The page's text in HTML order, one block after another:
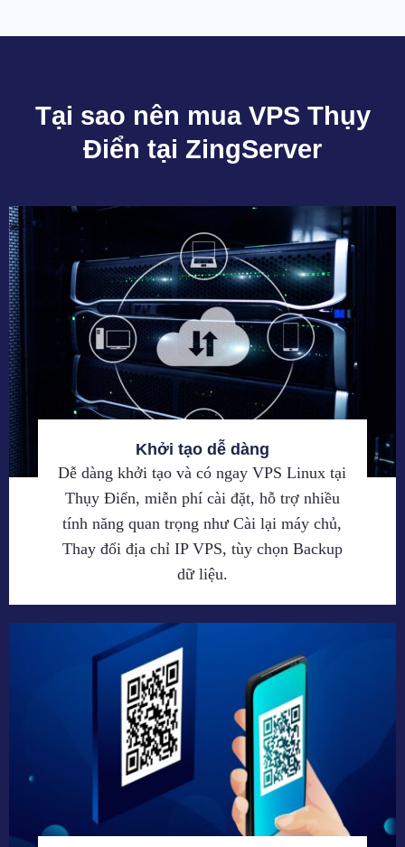
Tại sao nên mua VPS Thụy
Điển tại ZingServer
Khởi tạo dễ dàng
Dễ dàng khởi tạo và có ngay VPS Linux tại
Thụy Điển, miễn phí cài đặt, hỗ trợ nhiều
tính năng quan trọng như Cài lại máy chủ,
Thay đổi địa chỉ IP VPS, tùy chọn Backup
dữ liệu.